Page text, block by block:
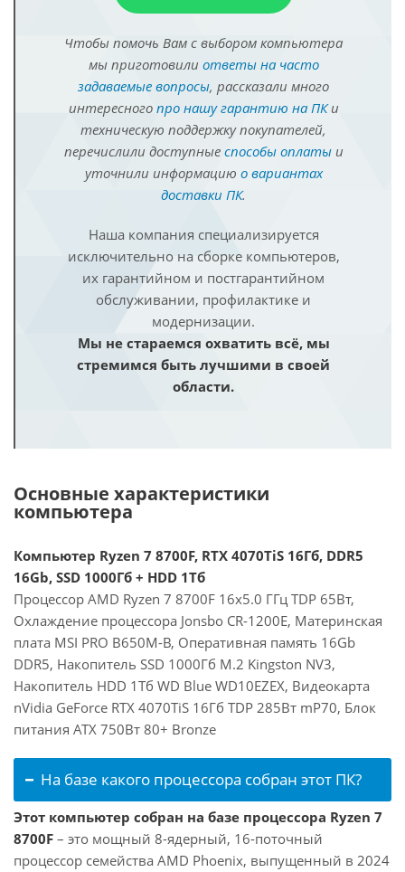
Чтобы помочь Вам с выбором компьютера
мы приготовили ответы на часто
задаваемые вопросы, рассказали много
интересного про нашу гарантию на ПКи
техническую поддержку покупателей,
перечислили доступные способы оплатыи
уточнили информацию о вариантах
доставки ПК.
Наша компания специализируется
исключительно на сборке компьютеров,
их гарантийном и постгарантийном
обслуживании, профилактике и
модернизации.
Мы не стараемся охватить всё, мы
стремимся быть лучшими в своей
области.
Основные характеристики
компьютера
Компьютер Ryzen 7 8700F, RTX 4070TiS 16Гб, DDR5
16Gb, SSD 1000Гб + HDD 1Тб
Процессор AMD Ryzen 7 8700F 16x5.0 ГГц TDP 65Вт,
Охлаждение процессора Jonsbo CR-1200E, Материнская
плата MSI PRO B650M-B, Оперативная память 16Gb
DDR5, Накопитель SSD 1000Гб M.2 Kingston NV3,
Накопитель HDD 1Тб WD Blue WD10EZEX, Видеокарта
nVidia GeForce RTX 4070TiS 16Гб TDP 285Вт mP70, Блок
питания ATX 750Вт 80+ Bronze
На базе какого процессора собран этот ПК?
Этот компьютер собран на базе процессора Ryzen 7
8700F – это мощный 8-ядерный, 16-поточный
процессор семейства AMD Phoenix, выпущенный в 2024